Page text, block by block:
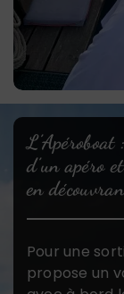
d’un apéro
en
Pour une
propose un